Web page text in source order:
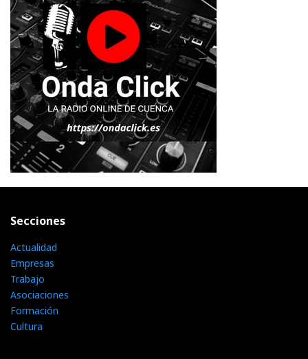
Secciones
Actualidad
Empresas
Trabajo
Asociaciones
Formación
Cultura